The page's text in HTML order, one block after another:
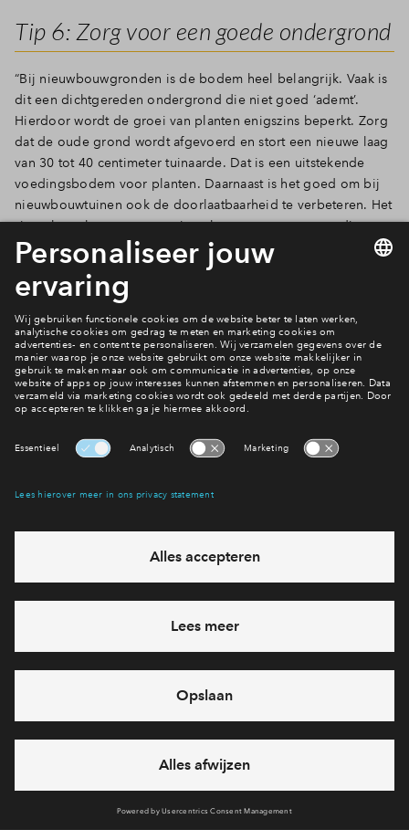
Tip 6: Zorg voor een goede ondergrond
“Bij nieuwbouwgronden is de bodem heel belangrijk. Vaak is
dit een dichtgereden ondergrond die niet goed ‘ademt’.
Hierdoor wordt de groei van planten enigszins beperkt. Zorg
dat de oude grond wordt afgevoerd en stort een nieuwe laag
van 30 tot 40 centimeter tuinaarde. Dat is een uitstekende
voedingsbodem voor planten. Daarnaast is het goed om bij
nieuwbouwtuinen ook de doorlaatbaarheid te verbeteren. Het
simpelweg boren van een tiental gaten tot een meter diepte
en deze vullen met grond, kan al veel problemen voorkomen.
Het is een eenmalige investering, maar daarna kunnen je
planten zonder problemen groeien en heb je er nauwelijks
Woningen
eventuele projecten
Ja, ik wil mij aanmelden
Heb je een vraag en wil je direct antwoord? Bel ons op088 -
71 22 894
6 dagen per week beschikbaar (behalve tijdens
feestdagen)
vandaag van 10:00 - 13:00 uur